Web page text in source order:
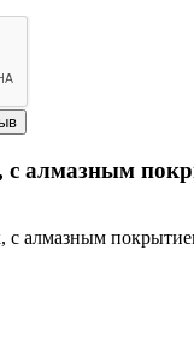
алмазным
с алмазным